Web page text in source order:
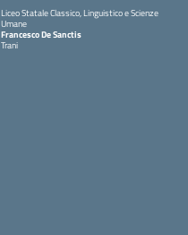
Liceo Statale Classico, Linguistico e Scienze
Umane
Francesco De Sanctis
Trani